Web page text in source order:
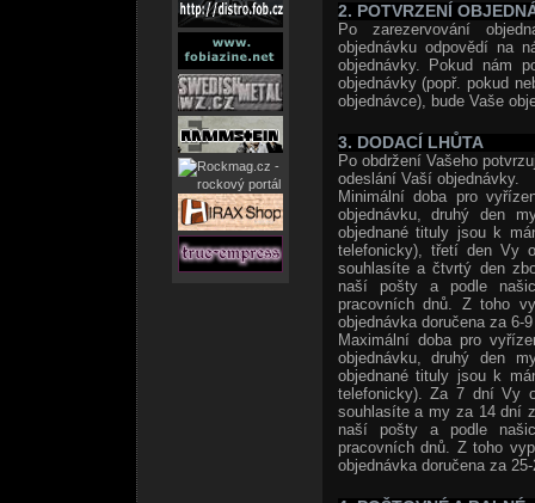
2. POTVRZENÍ
Po zarezervování
objednávku odpovědí na
objednávky. Pokud nám
objednávky (popř. pokud
objednávce), bude Vaše
3. DODACÍ LHŮTA
Po obdržení Vašeho
odeslání Vaší objednávky.
Minimální doba pro
objednávku, druhý den
objednané tituly jsou k
telefonicky), třetí den Vy
souhlasíte a čtvrtý den
naší pošty a podle
pracovních dnů. Z toho
objednávka doručena za 6-
Maximální doba pro
objednávku, druhý den
objednané tituly jsou k
telefonicky). Za 7 dní Vy
souhlasíte a my za 14 dní
naší pošty a podle
pracovních dnů. Z toho
objednávka doručena za